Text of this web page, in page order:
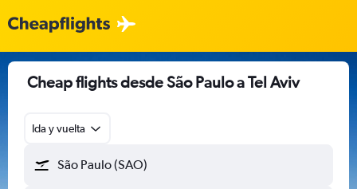
Cheap flights desde São Paulo a Tel Aviv
Ida y vuelta
São Paulo (SAO)